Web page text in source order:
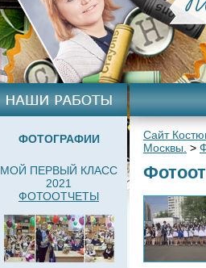
Сайт
Москвы. >
ФОТОГРАФИИ
МОЙ ПЕРВЫЙ КЛАСС
2021
ФОТООТЧЕТЫ